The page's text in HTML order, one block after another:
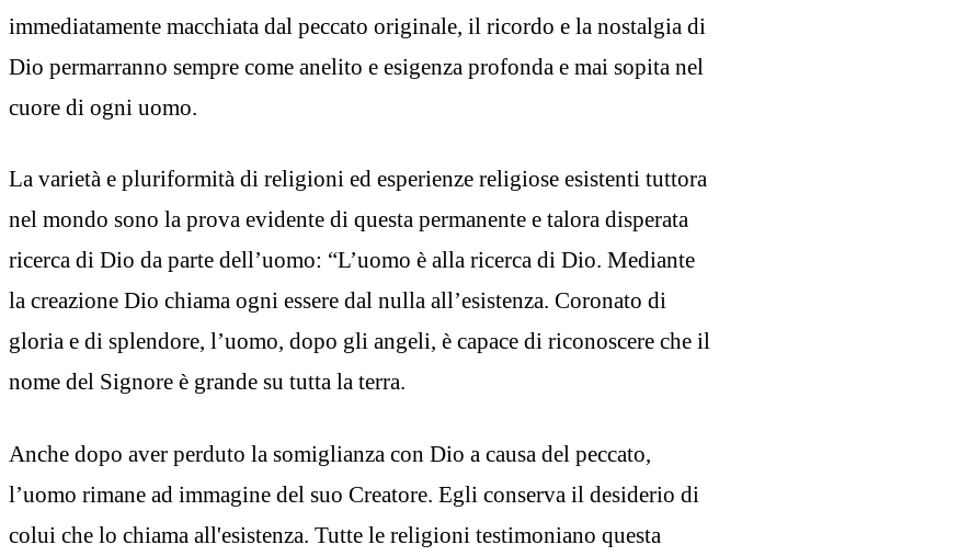
immediatamente macchiata dal peccato originale, il ricordo e la nostalgia di
Dio permarranno sempre come anelito e esigenza profonda e mai sopita nel
cuore di ogni uomo.
La varietà e pluriformità di religioni ed esperienze religiose esistenti tuttora
nel mondo sono la prova evidente di questa permanente e talora disperata
ricerca di Dio da parte dell’uomo: “L’uomo è alla ricerca di Dio. Mediante
la creazione Dio chiama ogni essere dal nulla all’esistenza. Coronato di
gloria e di splendore, l’uomo, dopo gli angeli, è capace di riconoscere che il
nome del Signore è grande su tutta la terra.
Anche dopo aver perduto la somiglianza con Dio a causa del peccato,
l’uomo rimane ad immagine del suo Creatore. Egli conserva il desiderio di
colui che lo chiama all'esistenza. Tutte le religioni testimoniano questa